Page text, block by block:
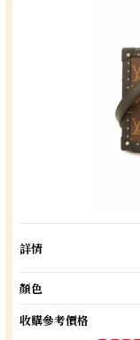
詳情
顏色
收購參考價格